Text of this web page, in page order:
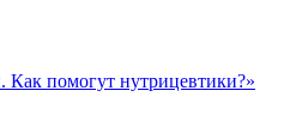
Как помогут нутрицевтики?»